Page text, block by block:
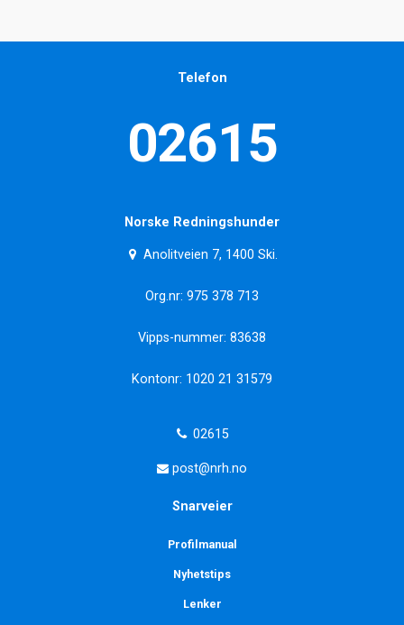
Telefon
02615
Norske Redningshunder
Anolitveien 7, 1400 Ski.
Org.nr: 975 378 713
Vipps-nummer: 83638
Kontonr: 1020 21 31579
02615
post@nrh.no
Snarveier
Profilmanual
Nyhetstips
Lenker